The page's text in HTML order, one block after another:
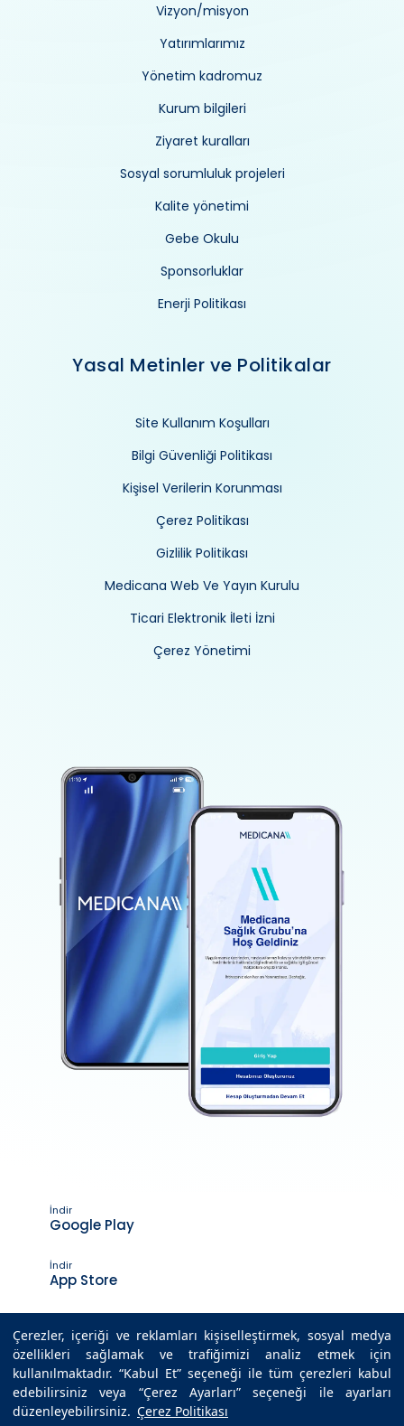
Çerezler, içeriği ve reklamları kişiselleştirmek, sosyal medya
özellikleri sağlamak ve trafiğimizi analiz etmek için
kullanılmaktadır. “Kabul Et” seçeneği ile tüm çerezleri kabul
edebilirsiniz veya “Çerez Ayarları” seçeneği ile ayarları
düzenleyebilirsiniz. Çerez Politikası
Vizyon/misyon
Yatırımlarımız
Yönetim kadromuz
Kurum bilgileri
Ziyaret kuralları
Sosyal sorumluluk projeleri
Kalite yönetimi
Gebe Okulu
Sponsorluklar
Enerji Politikası
Yasal Metinler ve Politikalar
Site Kullanım Koşulları
Bilgi Güvenliği Politikası
Kişisel Verilerin Korunması
Çerez Politikası
Gizlilik Politikası
Medicana Web Ve Yayın Kurulu
Ticari Elektronik İleti İzni
Çerez Yönetimi
İndir
Google Play
İndir
App Store
Son Güncelleme Tarihi : 22.11.2019 14:15